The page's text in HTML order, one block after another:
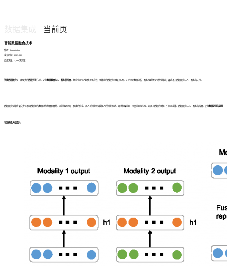
当前页
智能数据融合技术
作者：finedatalink
发布时间：2023.9.26
阅读次数：1,899 次浏览
智能数据融合是一种强大的 数据处理 方式，它将 数据融合与人工智能相结合，为企业和个人提供了更高效、更精准的数据处理解决方案。无论是大数据分析、智能搜索还是个性化推荐，都离不开数据融合与人工智能的支持。
数据融合是指将来自多个不同数据源的数据进行整合和合并，以获得更全面、准确的信息。而人工智能则是模拟人的智能活动，通过机器学习、深度学习等技术，实现对数据的理解、分析和决策。数据融合与人工智能的结合，使得 数据处理的效率
和准确性大幅提升。